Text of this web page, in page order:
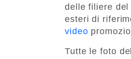
delle filiere del
esteri di
video
Tutte le foto